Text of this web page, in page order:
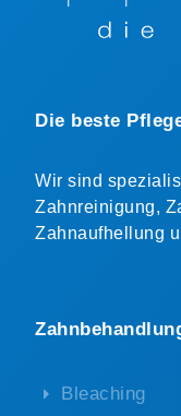
Die beste
Wir sind
Zahnreinigung,
Zahnaufhellung
Bleaching